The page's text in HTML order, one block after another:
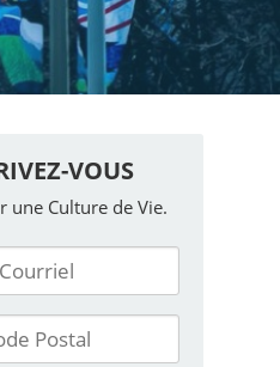
VOUS
une Culture de Vie.